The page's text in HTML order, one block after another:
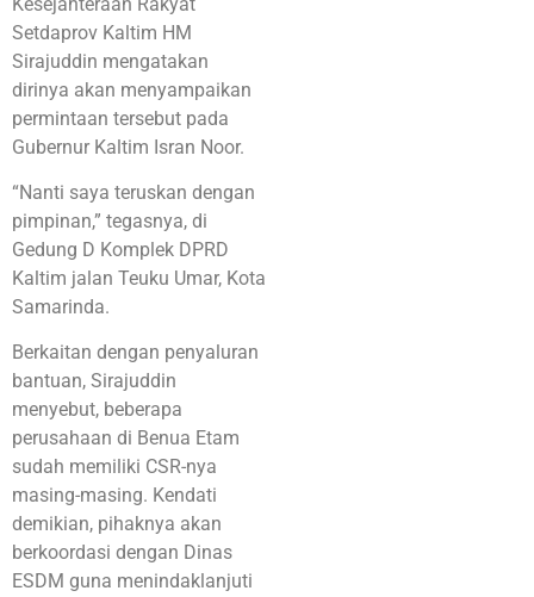
Setdaprov Kaltim HM
Sirajuddin mengatakan
dirinya akan menyampaikan
permintaan tersebut pada
Gubernur Kaltim Isran Noor.
“Nanti saya teruskan dengan
pimpinan,” tegasnya, di
Gedung D Komplek DPRD
Kaltim jalan Teuku Umar, Kota
Samarinda.
Berkaitan dengan penyaluran
bantuan, Sirajuddin
menyebut, beberapa
perusahaan di Benua Etam
sudah memiliki CSR-nya
masing-masing. Kendati
demikian, pihaknya akan
berkoordasi dengan Dinas
ESDM guna menindaklanjuti